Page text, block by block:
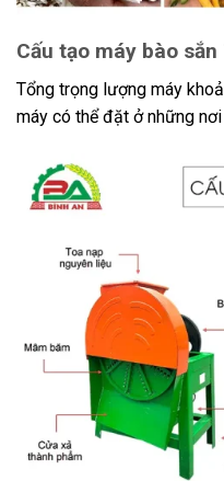
Cấu tạo máy bào sắn
Tổng trọng lượng máy
máy có thể đặt ở những